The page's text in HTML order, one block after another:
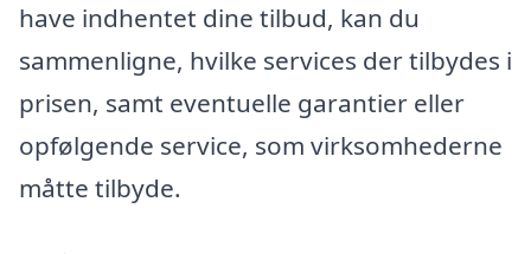
have indhentet dine tilbud, kan du
sammenligne, hvilke services der tilbydes i
prisen, samt eventuelle garantier eller
opfølgende service, som virksomhederne
måtte tilbyde.